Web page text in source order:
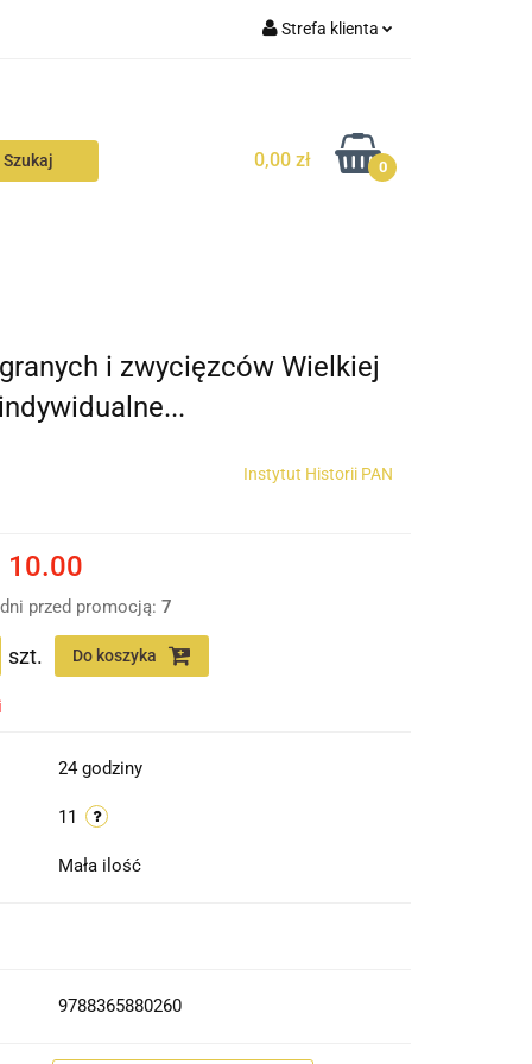
Strefa klienta
Dodaj zgłoszenie
0,00 zł 0
i zwycięzców Wielkiej
Instytut Historii PAN
10.00
przed promocją:7
szt. Do koszyka
24 godziny
11
Mała ilość
9788365880260